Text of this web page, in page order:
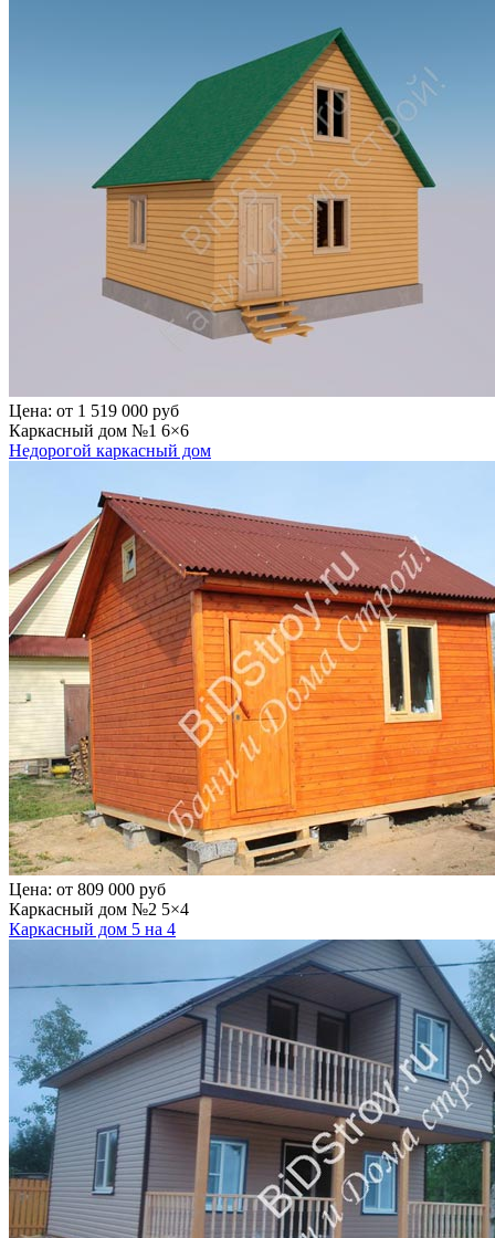
Цена: от 1 519 000 руб
Каркасный дом №1 6×6
Недорогой каркасный дом
Цена: от 809 000 руб
Каркасный дом №2 5×4
Каркасный дом 5 на 4